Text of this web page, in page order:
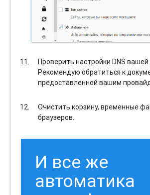
Проверить настройки DNS вашей
Рекомендую обратиться к
предоставленной вашим
Очистить корзину, временные
браузеров.
И все же
автоматика